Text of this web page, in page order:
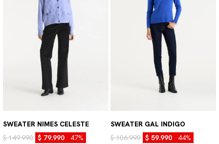
SWEATER NIMES CELESTE
$ 149.990 $ 79.990 47%
SWEATER GAL INDIGO
$ 106.990 $ 59.990 44%